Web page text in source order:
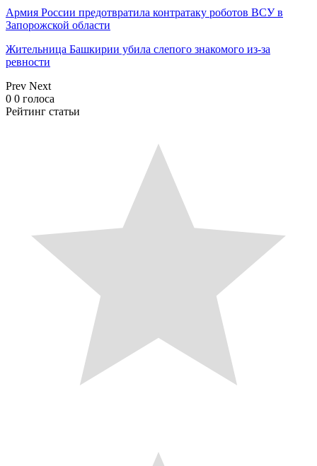
Армия России предотвратила контратаку роботов ВСУ в
Запорожской области
Жительница Башкирии убила слепого знакомого из-за
ревности
Prev Next
0 0 голоса
Рейтинг статьи